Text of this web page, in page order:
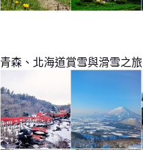
青森、北海道賞雪與滑雪之旅